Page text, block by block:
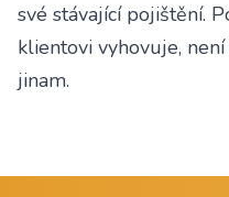
své stávající pojištění.
klientovi vyhovuje,
jinam.